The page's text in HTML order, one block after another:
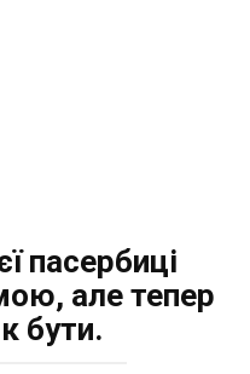
пасербиці
але тепер
бути.